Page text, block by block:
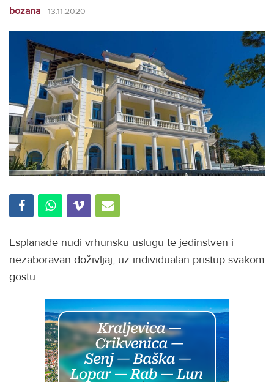
bozana 13.11.2020
Esplanade nudi vrhunsku uslugu te jedinstven i
nezaboravan doživljaj, uz individualan pristup svakom
gostu.